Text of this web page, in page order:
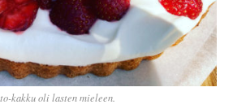
kakku oli lasten mieleen.